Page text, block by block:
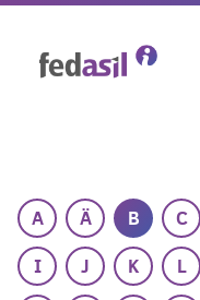
A Ä B C
I
J K L